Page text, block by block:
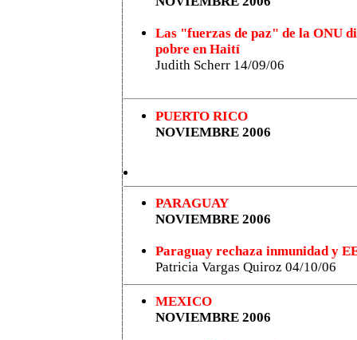
Las "fuerzas de paz" de la ONU
pobre en Haití
Judith Scherr 14/09/06
PUERTO RICO
NOVIEMBRE 2006
PARAGUAY
NOVIEMBRE 2006
Paraguay rechaza inmunidad y
Patricia Vargas Quiroz 04/10/06
MEXICO
NOVIEMBRE 2006